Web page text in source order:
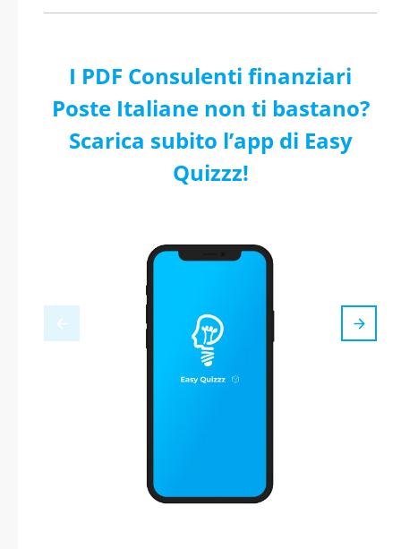
I PDF Consulenti finanziari
Poste Italiane non ti bastano?
Scarica subito l’app di Easy
Quizzz!